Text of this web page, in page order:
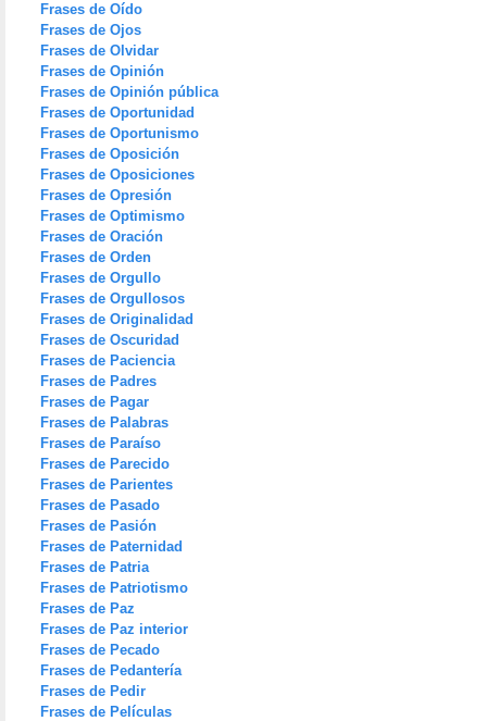
Frases de Oído
Frases de Ojos
Frases de Olvidar
Frases de Opinión
Frases de Opinión pública
Frases de Oportunidad
Frases de Oportunismo
Frases de Oposición
Frases de Oposiciones
Frases de Opresión
Frases de Optimismo
Frases de Oración
Frases de Orden
Frases de Orgullo
Frases de Orgullosos
Frases de Originalidad
Frases de Oscuridad
Frases de Paciencia
Frases de Padres
Frases de Pagar
Frases de Palabras
Frases de Paraíso
Frases de Parecido
Frases de Parientes
Frases de Pasado
Frases de Pasión
Frases de Paternidad
Frases de Patria
Frases de Patriotismo
Frases de Paz
Frases de Paz interior
Frases de Pecado
Frases de Pedantería
Frases de Pedir
Frases de Películas